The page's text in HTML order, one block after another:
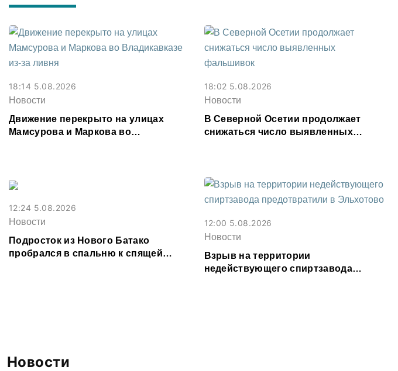
Новости
18:14 5.08.2026
Новости
Движение перекрыто на улицах
Мамсурова и Маркова во
18:02 5.08.2026
Новости
В Северной Осетии продолжает
снижаться число выявленных
12:24 5.08.2026
Новости
Подросток из Нового Батако
пробрался в спальню к спящей
12:00 5.08.2026
Новости
Взрыв на территории
недействующего спиртзавода